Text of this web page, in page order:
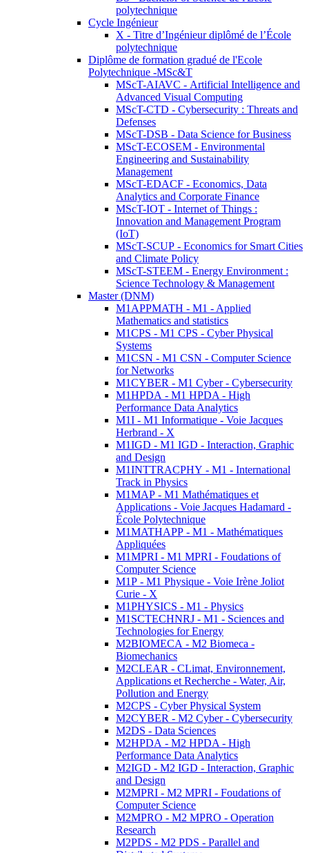
polytechnique
Cycle Ingénieur
X - Titre d’Ingénieur diplômé de l’École
polytechnique
Diplôme de formation gradué de l'Ecole
Polytechnique -MSc&T
MScT-AIAVC - Artificial Intelligence and
Advanced Visual Computing
MScT-CTD - Cybersecurity : Threats and
Defenses
MScT-DSB - Data Science for Business
MScT-ECOSEM - Environmental
Engineering and Sustainability
Management
MScT-EDACF - Economics, Data
Analytics and Corporate Finance
MScT-IOT - Internet of Things :
Innovation and Management Program
(IoT)
MScT-SCUP - Economics for Smart Cities
and Climate Policy
MScT-STEEM - Energy Environment :
Science Technology & Management
Master (DNM)
M1APPMATH - M1 - Applied
Mathematics and statistics
M1CPS - M1 CPS - Cyber Physical
Systems
M1CSN - M1 CSN - Computer Science
for Networks
M1CYBER - M1 Cyber - Cybersecurity
M1HPDA - M1 HPDA - High
Performance Data Analytics
M1I - M1 Informatique - Voie Jacques
Herbrand - X
M1IGD - M1 IGD - Interaction, Graphic
and Design
M1INTTRACPHY - M1 - International
Track in Physics
M1MAP - M1 Mathématiques et
Applications - Voie Jacques Hadamard -
École Polytechnique
M1MATHAPP - M1 - Mathématiques
Appliquées
M1MPRI - M1 MPRI - Foudations of
Computer Science
M1P - M1 Physique - Voie Irène Joliot
Curie - X
M1PHYSICS - M1 - Physics
M1SCTECHNRJ - M1 - Sciences and
Technologies for Energy
M2BIOMECA - M2 Biomeca -
Biomechanics
M2CLEAR - CLimat, Environnement,
Applications et Recherche - Water, Air,
Pollution and Energy
M2CPS - Cyber Physical System
M2CYBER - M2 Cyber - Cybersecurity
M2DS - Data Sciences
M2HPDA - M2 HPDA - High
Performance Data Analytics
M2IGD - M2 IGD - Interaction, Graphic
and Design
M2MPRI - M2 MPRI - Foudations of
Computer Science
M2MPRO - M2 MPRO - Operation
Research
M2PDS - M2 PDS - Parallel and